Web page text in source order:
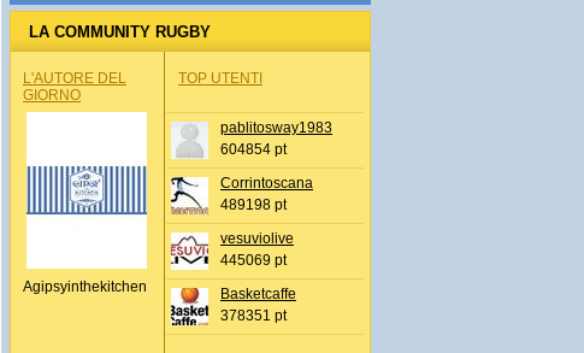
LA COMMUNITY RUGBY
L'AUTORE DEL
GIORNO
Agipsyinthekitchen
TOP UTENTI
pablitosway1983
604854 pt
Corrintoscana
489198 pt
vesuviolive
445069 pt
Basketcaffe
378351 pt